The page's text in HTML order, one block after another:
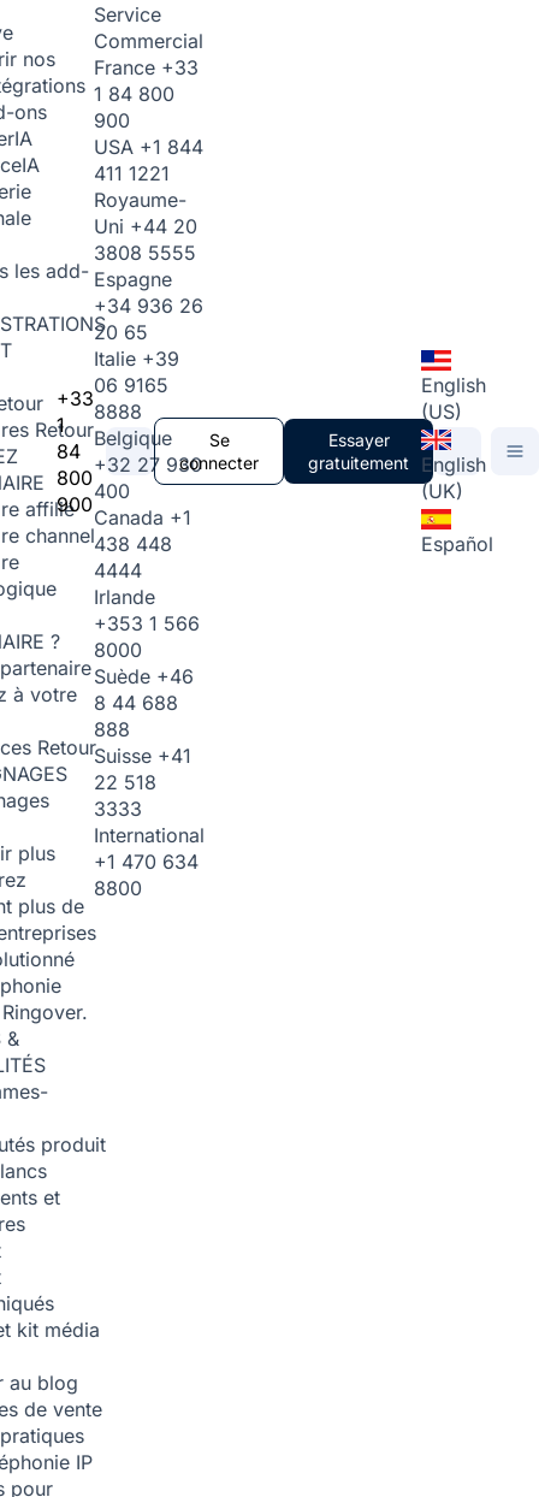
nos
ons
IA
IA
les add-
Retour
affilié
channel
?
à votre
Retour
plus
plus de
&
produit
et
kit média
au blog
de vente
IP
pour
+33
1
84
800
900
Service
Commercial
France +33
1 84 800
900
USA +1 844
411 1221
Royaume-
Uni +44 20
3808 5555
Espagne
+34 936 26
20 65
Italie +39
06 9165
8888
Belgique
+32 27 930
400
Canada +1
438 448
4444
Irlande
+353 1 566
8000
Suède +46
8 44 688
888
Suisse +41
22 518
3333
International
+1 470 634
8800
Se
connecter
Essayer
gratuitement
English
(US)
English
(UK)
Español